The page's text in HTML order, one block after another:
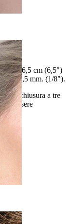
di 16,5 cm (6,5")
ai 2,5 mm. (1/8").
di chiusura a tre
essere